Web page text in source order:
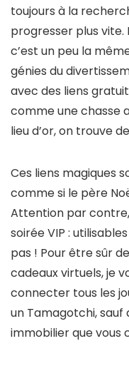
toujours à la
progresser plus vite.
c’est un peu la
génies du
avec des liens
comme une chasse
lieu d’or, on trouve
Ces liens magiques
comme si le père
Attention par contre,
soirée VIP :
pas ! Pour être sûr
cadeaux virtuels, je
connecter tous les
un Tamagotchi, sauf
immobilier que vous